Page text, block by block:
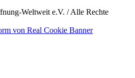
Weltweit e.V. / Alle Rechte
von Real Cookie Banner